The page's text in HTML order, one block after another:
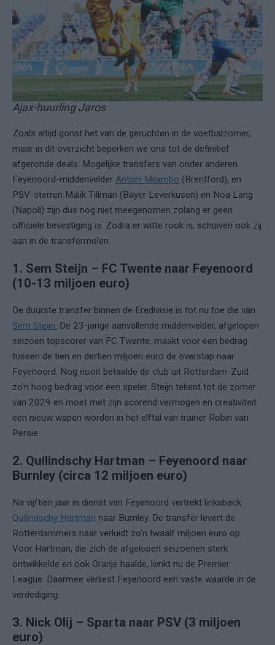
Ajax-huurling Jaros
Zoals altijd gonst het van de geruchten in de voetbalzomer,
maar in dit overzicht beperken we ons tot de definitief
afgeronde deals. Mogelijke transfers van onder anderen
Feyenoord-middenvelder Antoni Milambo (Brentford), en
PSV-sterren Malik Tillman (Bayer Leverkusen) en Noa Lang
(Napoli) zijn dus nog niet meegenomen zolang er geen
officiële bevestiging is. Zodra er witte rook is, schuiven ook zij
aan in de transfermolen.
1. Sem Steijn – FC Twente naar Feyenoord
(10-13 miljoen euro)
De duurste transfer binnen de Eredivisie is tot nu toe die van
Sem Steijn. De 23-jarige aanvallende middenvelder, afgelopen
seizoen topscorer van FC Twente, maakt voor een bedrag
tussen de tien en dertien miljoen euro de overstap naar
Feyenoord. Nog nooit betaalde de club uit Rotterdam-Zuid
zo’n hoog bedrag voor een speler. Steijn tekent tot de zomer
van 2029 en moet met zijn scorend vermogen en creativiteit
een nieuw wapen worden in het elftal van trainer Robin van
Persie.
2. Quilindschy Hartman – Feyenoord naar
Burnley (circa 12 miljoen euro)
Na vijftien jaar in dienst van Feyenoord vertrekt linksback
Quilindschy Hartman naar Burnley. De transfer levert de
Rotterdammers naar verluidt zo’n twaalf miljoen euro op.
Voor Hartman, die zich de afgelopen seizoenen sterk
ontwikkelde en ook Oranje haalde, lonkt nu de Premier
League. Daarmee verliest Feyenoord een vaste waarde in de
verdediging.
3. Nick Olij – Sparta naar PSV (3 miljoen
euro)